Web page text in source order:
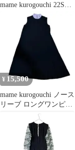
mame kurogouchi 22SS
花柄ワンピースサイズ1
¥ 15,500
mame kurogouchi ノース
リーブ ロングワンピー